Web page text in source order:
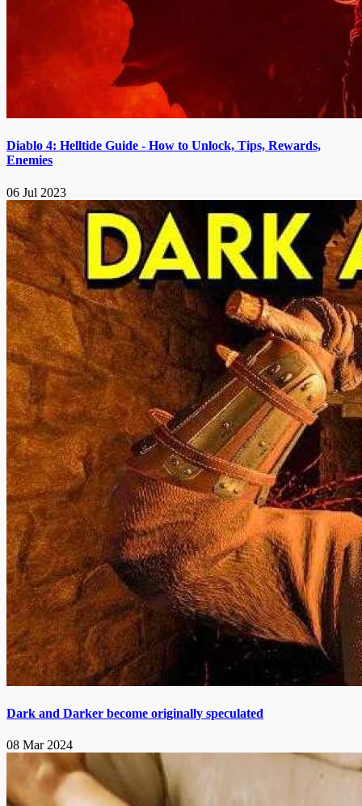
Diablo 4: Helltide Guide - How to Unlock, Tips, Rewards,
Enemies
06 Jul 2023
Dark and Darker become originally speculated
08 Mar 2024